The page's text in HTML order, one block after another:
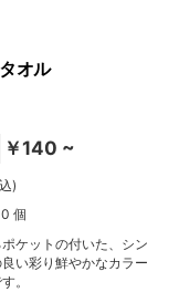
オル
￥140 ~
)
個
ケットの付いた、シン
い彩り鮮やかなカラー
。